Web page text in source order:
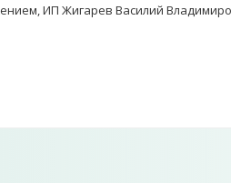
ИП Жигарев Василий